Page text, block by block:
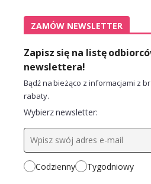
ZAMÓW NEWSLETTER
Zapisz się na listę
newslettera!
Bądź na bieżąco z informacjami z
rabaty.
Wybierz newsletter:
Codzienny Tygodniowy